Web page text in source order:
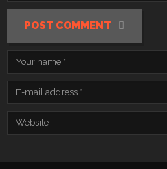
POST COMMENT